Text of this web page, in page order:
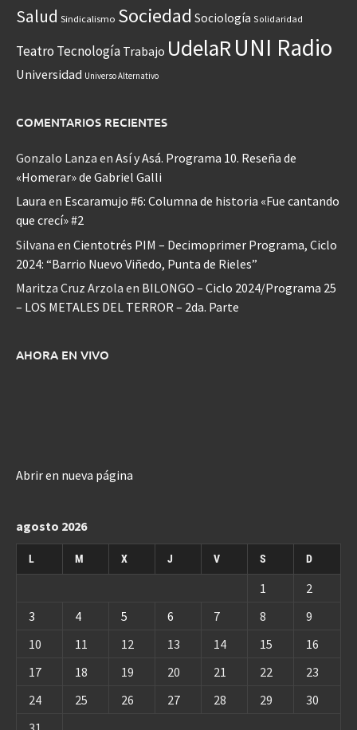
Salud Sindicalismo Sociedad Sociología Solidaridad
Teatro Tecnología Trabajo UdelaRUNI Radio
Universidad Universo Alternativo
COMENTARIOS RECIENTES
Gonzalo Lanza en Así y Asá. Programa 10. Reseña de
«Homerar» de Gabriel Galli
Laura en Escaramujo #6: Columna de historia «Fue cantando
que crecí» #2
Silvana en Cientotrés PIM – Decimoprimer Programa, Ciclo
2024: “Barrio Nuevo Viñedo, Punta de Rieles”
Maritza Cruz Arzola en BILONGO – Ciclo 2024/Programa 25
– LOS METALES DEL TERROR – 2da. Parte
AHORA EN VIVO
Abrir en nueva página
agosto 2026
L M X J V S D
1
2
3
4 5 6 7 8
9
10
11 12 13 14 15
16
17
18 19 20 21 22
23
24
25 26 27 28 29
30